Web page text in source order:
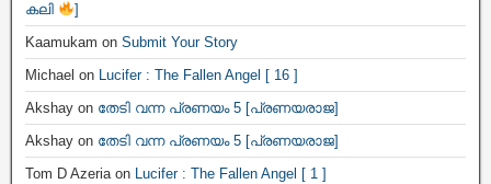
കലി
]
Kaamukam on Submit Your Story
Michael on Lucifer : The Fallen Angel [ 16 ]
Akshay on തേടി വന്ന പ്രണയം 5 [പ്രണയരാജ]
Akshay on തേടി വന്ന പ്രണയം 5 [പ്രണയരാജ]
Tom D Azeriaon Lucifer : The Fallen Angel [ 1 ]